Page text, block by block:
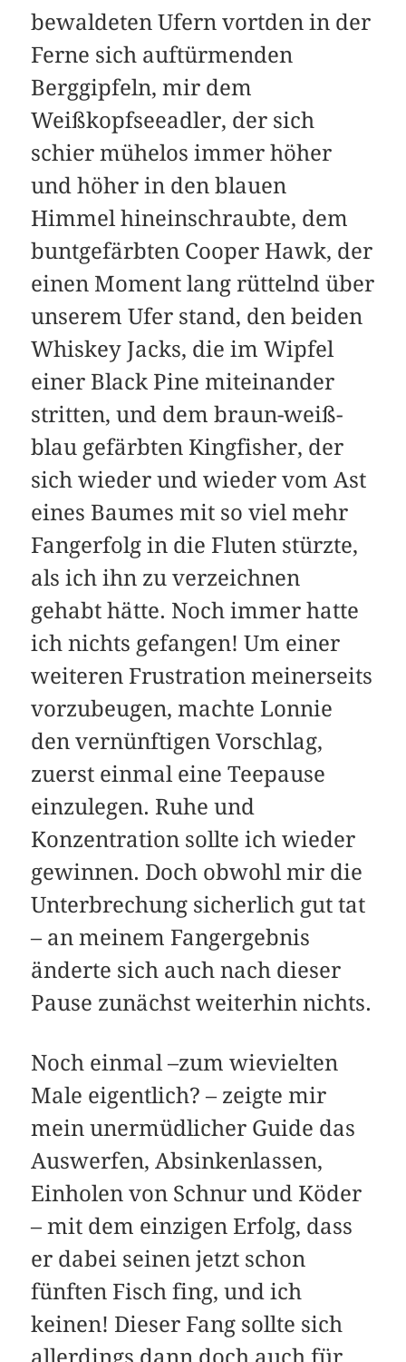
bewaldeten Ufern vortden in der
Ferne sich auftürmenden
Berggipfeln, mir dem
Weißkopfseeadler, der sich
schier mühelos immer höher
und höher in den blauen
Himmel hineinschraubte, dem
buntgefärbten Cooper Hawk, der
einen Moment lang rüttelnd über
unserem Ufer stand, den beiden
Whiskey Jacks, die im Wipfel
einer Black Pine miteinander
stritten, und dem braun-weiß-
blau gefärbten Kingfisher, der
sich wieder und wieder vom Ast
eines Baumes mit so viel mehr
Fangerfolg in die Fluten stürzte,
als ich ihn zu verzeichnen
gehabt hätte. Noch immer hatte
ich nichts gefangen! Um einer
weiteren Frustration meinerseits
vorzubeugen, machte Lonnie
den vernünftigen Vorschlag,
zuerst einmal eine Teepause
einzulegen. Ruhe und
Konzentration sollte ich wieder
gewinnen. Doch obwohl mir die
Unterbrechung sicherlich gut tat
– an meinem Fangergebnis
änderte sich auch nach dieser
Pause zunächst weiterhin nichts.
Noch einmal –zum wievielten
Male eigentlich? – zeigte mir
mein unermüdlicher Guide das
Auswerfen, Absinkenlassen,
Einholen von Schnur und Köder
– mit dem einzigen Erfolg, dass
er dabei seinen jetzt schon
fünften Fisch fing, und ich
keinen! Dieser Fang sollte sich